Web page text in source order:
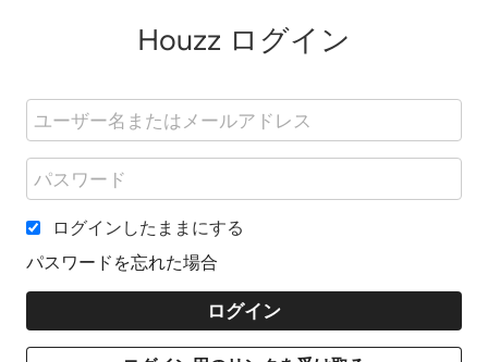
Houzz ログイン
ログインしたままにする
パスワードを忘れた場合